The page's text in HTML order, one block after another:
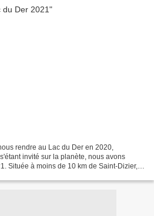
rendre au Lac du Der en 2020,
invité sur la planète, nous avons
Située à moins de 10 km de Saint-Dizier,